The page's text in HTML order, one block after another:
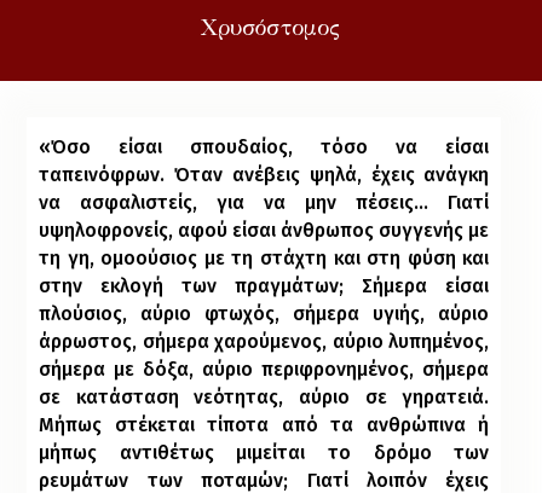
Χρυσόστομος
«Όσο είσαι σπουδαίος, τόσο να είσαι
ταπεινόφρων. Όταν ανέβεις ψηλά, έχεις ανάγκη
να ασφαλιστείς, για να μην πέσεις… Γιατί
υψηλοφρονείς, αφού είσαι άνθρωπος συγγενής με
τη γη, ομοούσιος με τη στάχτη και στη φύση και
στην εκλογή των πραγμάτων; Σήμερα είσαι
πλούσιος, αύριο φτωχός, σήμερα υγιής, αύριο
άρρωστος, σήμερα χαρούμενος, αύριο λυπημένος,
σήμερα με δόξα, αύριο περιφρονημένος, σήμερα
σε κατάσταση νεότητας, αύριο σε γηρατειά.
Μήπως στέκεται τίποτα από τα ανθρώπινα ή
μήπως αντιθέτως μιμείται το δρόμο των
ρευμάτων των ποταμών; Γιατί λοιπόν έχεις